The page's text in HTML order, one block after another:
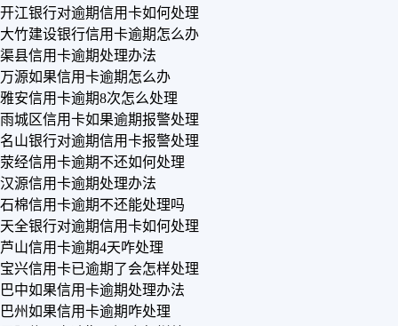
开江银行对逾期信用卡如何处理
大竹建设银行信用卡逾期怎么办
渠县信用卡逾期处理办法
万源如果信用卡逾期怎么办
雅安信用卡逾期8次怎么处理
雨城区信用卡如果逾期报警处理
名山银行对逾期信用卡报警处理
荥经信用卡逾期不还如何处理
汉源信用卡逾期处理办法
石棉信用卡逾期不还能处理吗
天全银行对逾期信用卡如何处理
芦山信用卡逾期4天咋处理
宝兴信用卡已逾期了会怎样处理
巴中如果信用卡逾期处理办法
巴州如果信用卡逾期咋处理